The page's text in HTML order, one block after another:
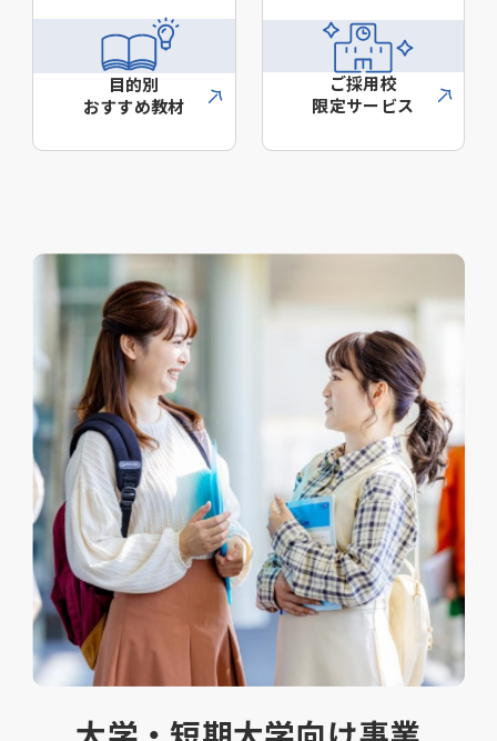
目的別
おすすめ教材
ご採用校
限定サービス